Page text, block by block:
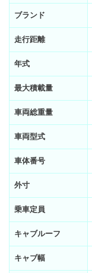
ブランド
走行距離
年式
最大積載量
車両総重量
車両型式
車体番号
外寸
乗車定員
キャブルーフ
キャブ幅